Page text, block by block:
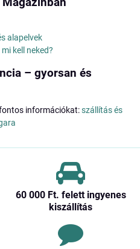
alapelvek
kell neked?
– gyorsan és
információkat:szállítás és
60 000 Ft​. felett ingyenes
kiszállítás